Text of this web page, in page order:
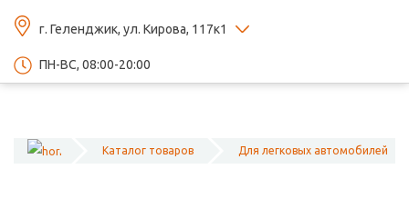
г. Геленджик, ул. Кирова, 117к1
ПН-ВС, 08:00-20:00
Каталог товаров Для легковых автомобилей